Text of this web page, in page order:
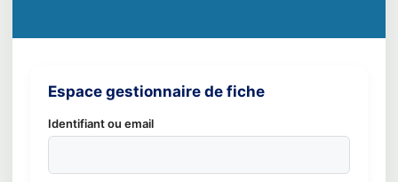
Espace gestionnaire de fiche
Identifiant ou email